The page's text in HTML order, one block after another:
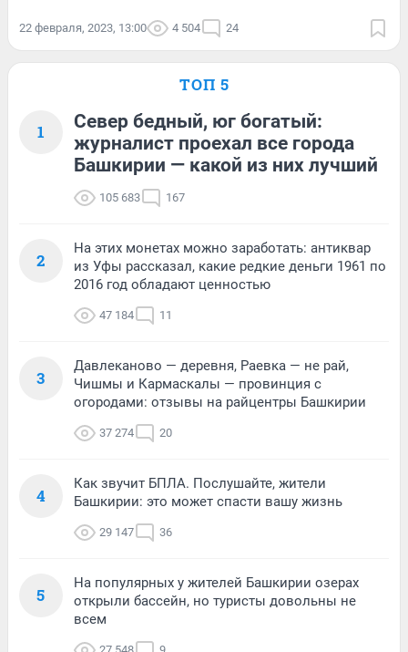
22 февраля, 2023, 13:00 4 504 24
ТОП 5
1
Север бедный, юг богатый:
журналист проехал все города
Башкирии — какой из них лучший
105 683 167
2
На этих монетах можно заработать: антиквар
из Уфы рассказал, какие редкие деньги 1961 по
2016 год обладают ценностью
47 184 11
3
Давлеканово — деревня, Раевка — не рай,
Чишмы и Кармаскалы — провинция с
огородами: отзывы на райцентры Башкирии
37 274 20
4
Как звучит БПЛА. Послушайте, жители
Башкирии: это может спасти вашу жизнь
29 147 36
5
На популярных у жителей Башкирии озерах
открыли бассейн, но туристы довольны не
всем